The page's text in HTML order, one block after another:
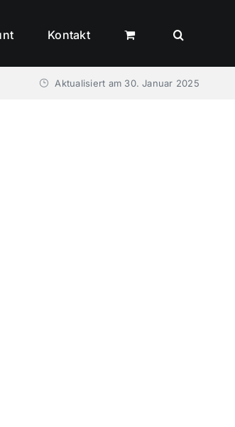
Kontakt
Aktualisiert am 30. Januar 2025